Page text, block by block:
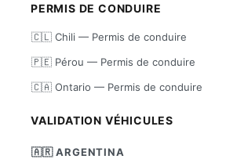
PERMIS DE CONDUIRE
🇨🇱 Chili — Permis de conduire
🇵🇪 Pérou — Permis de conduire
🇨🇦 Ontario — Permis de conduire
VALIDATION VÉHICULES
🇦🇷 ARGENTINA